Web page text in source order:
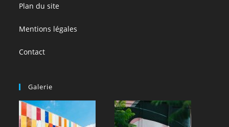
Plan du site
Mentions légales
Contact
Galerie